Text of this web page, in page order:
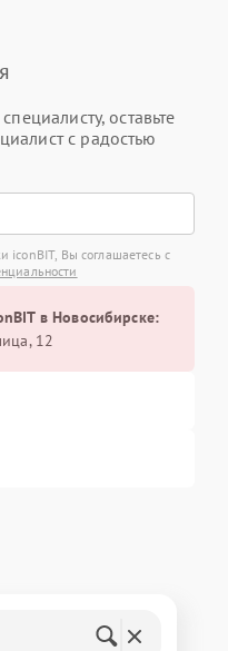
оставьте
с радостью
iconBIT, Вы соглашаетесь с
в Новосибирске:
12